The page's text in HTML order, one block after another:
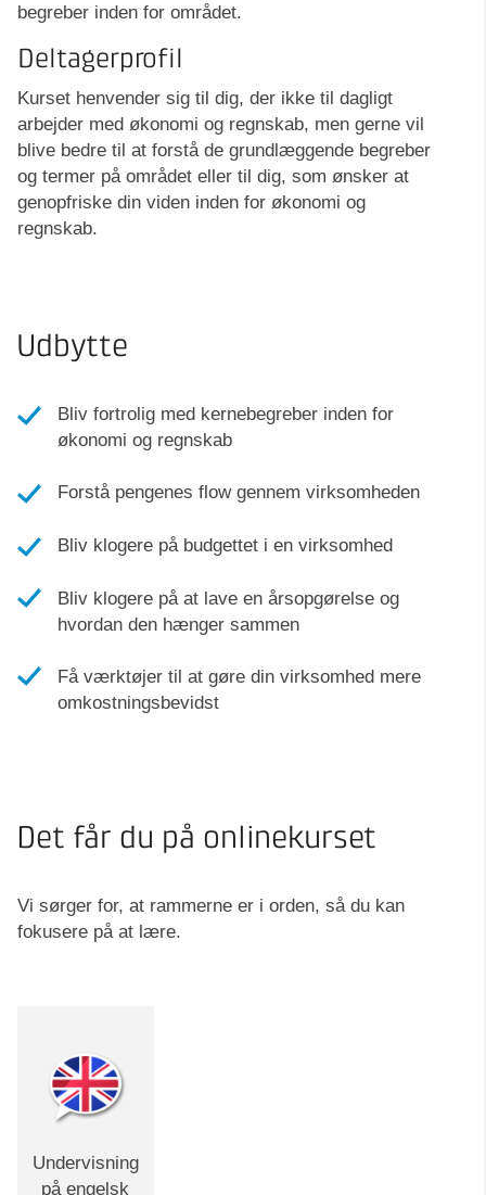
begreber inden for området.
Deltagerprofil
Kurset henvender sig til dig, der ikke til dagligt
arbejder med økonomi og regnskab, men gerne vil
blive bedre til at forstå de grundlæggende begreber
og termer på området eller til dig, som ønsker at
genopfriske din viden inden for økonomi og
regnskab.
Udbytte
Bliv fortrolig med kernebegreber inden for
økonomi og regnskab
Forstå pengenes flow gennem virksomheden
Bliv klogere på budgettet i en virksomhed
Bliv klogere på at lave en årsopgørelse og
hvordan den hænger sammen
Få værktøjer til at gøre din virksomhed mere
omkostningsbevidst
Det får du på onlinekurset
Vi sørger for, at rammerne er i orden, så du kan
fokusere på at lære.
Undervisning
på engelsk